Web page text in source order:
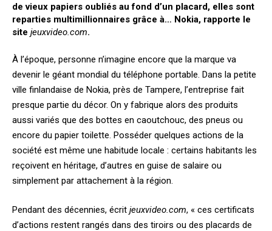
de vieux papiers oubliés au fond d’un placard, elles sont
reparties multimillionnaires grâce à… Nokia, rapporte le
site jeuxvideo.com.
À l’époque, personne n’imagine encore que la marque va
devenir le géant mondial du téléphone portable. Dans la petite
ville finlandaise de Nokia, près de Tampere, l’entreprise fait
presque partie du décor. On y fabrique alors des produits
aussi variés que des bottes en caoutchouc, des pneus ou
encore du papier toilette. Posséder quelques actions de la
société est même une habitude locale : certains habitants les
reçoivent en héritage, d’autres en guise de salaire ou
simplement par attachement à la région.
Pendant des décennies, écrit jeuxvideo.com, « ces certificats
d’actions restent rangés dans des tiroirs ou des placards de